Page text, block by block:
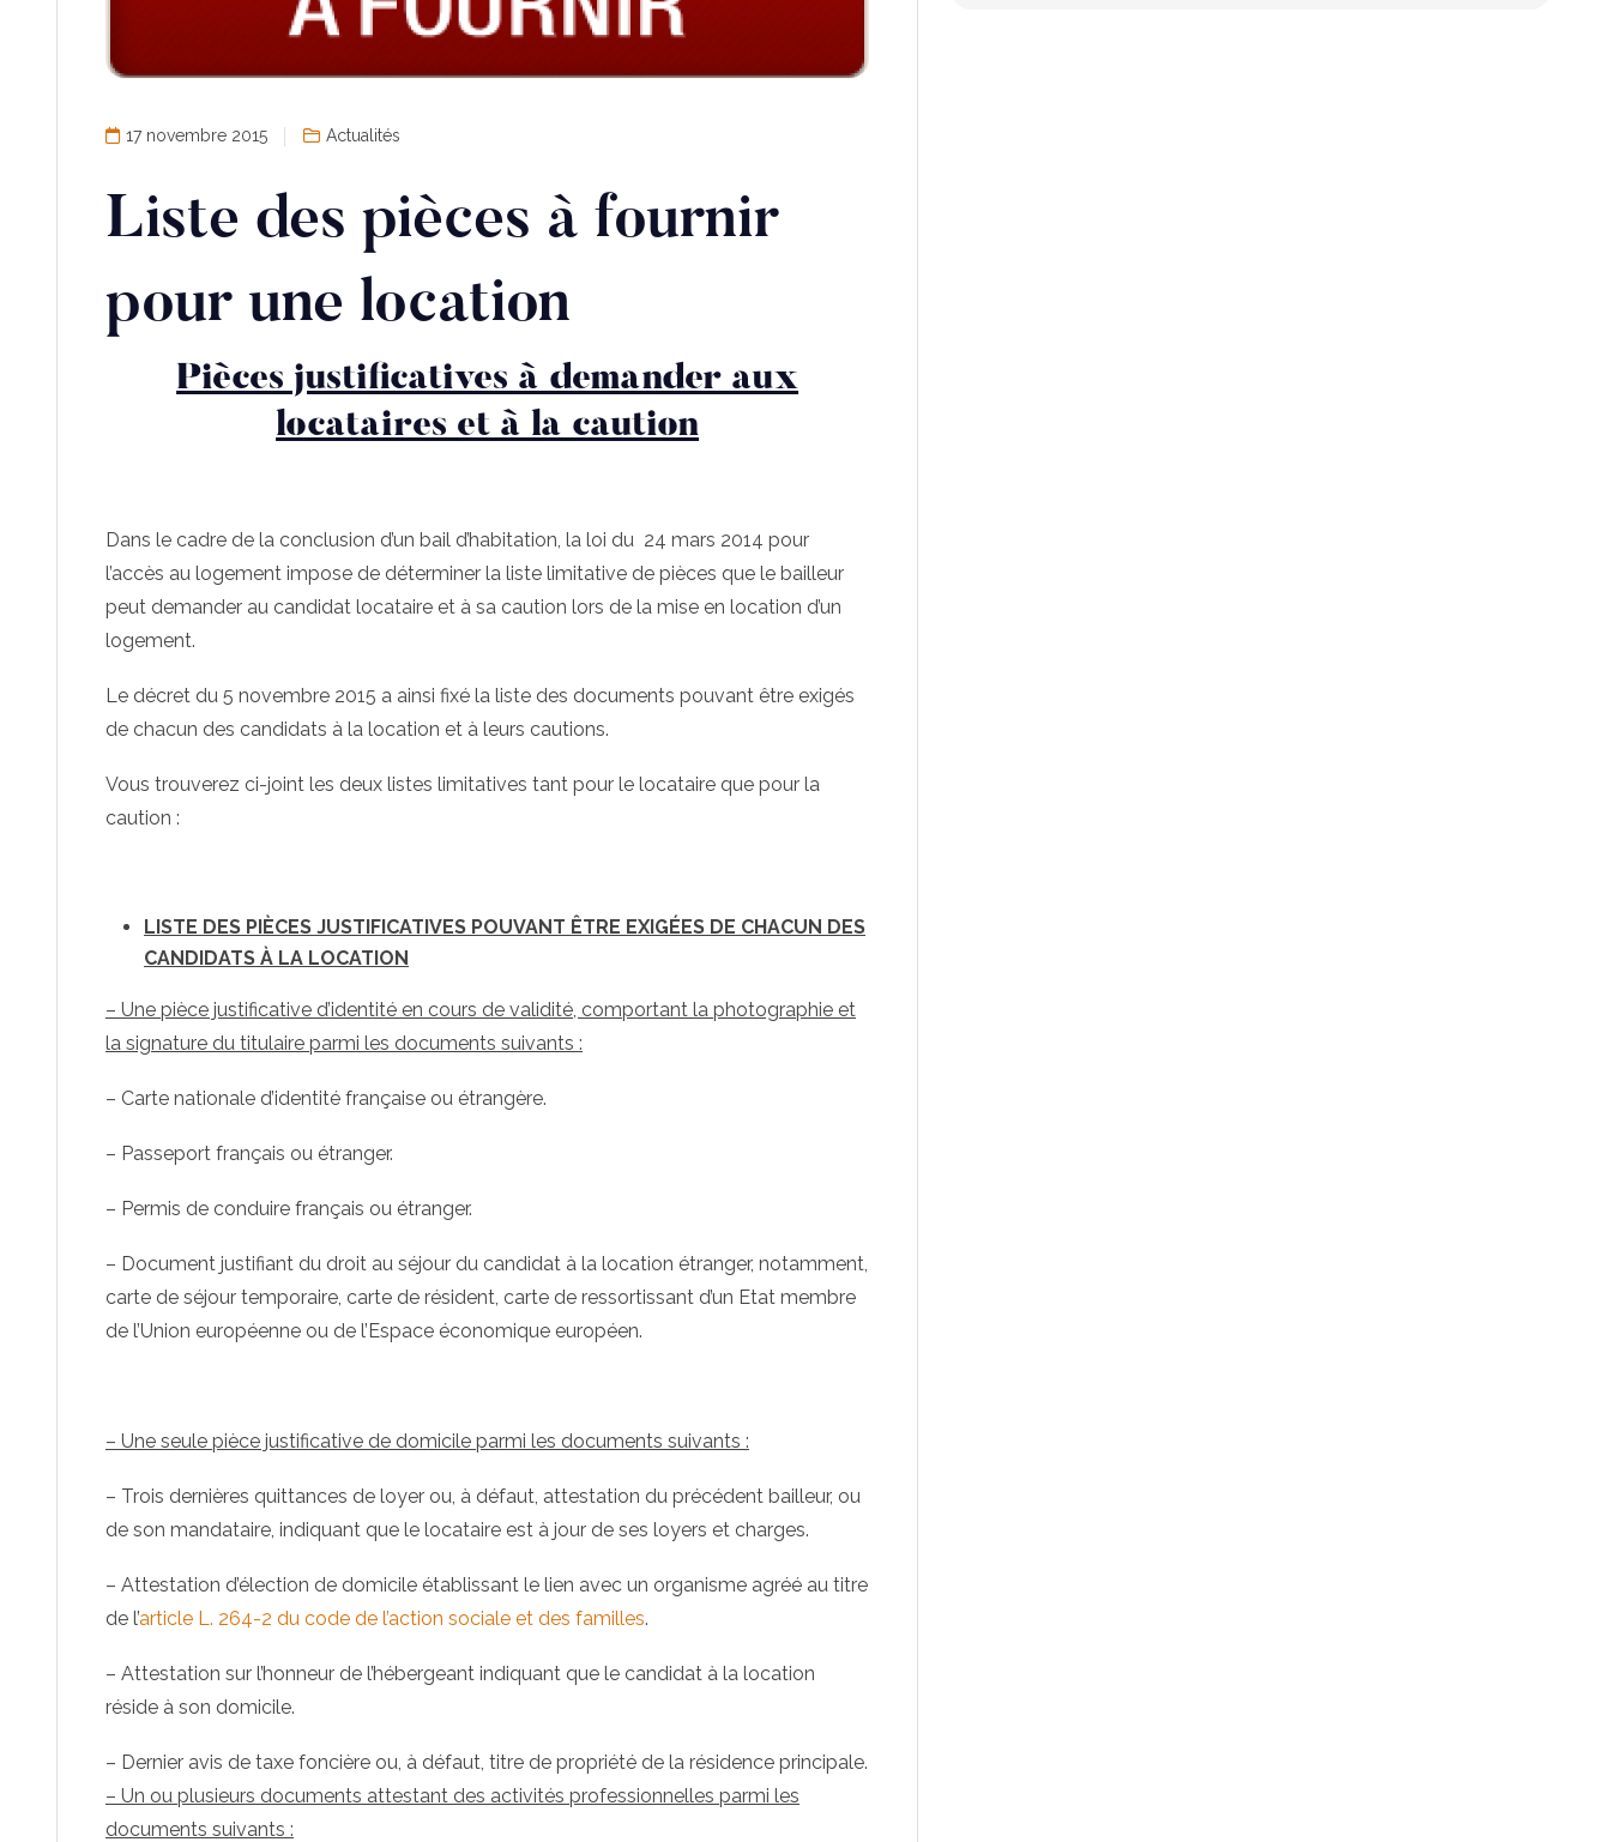
17 novembre 2015 Actualités
Liste des pièces à fournir
pour une location
Pièces justificatives à demander aux
locataires et à la caution
Dans le cadre de la conclusion d’un bail d’habitation, la loi du 24 mars 2014 pour
l’accès au logement impose de déterminer la liste limitative de pièces que le bailleur
peut demander au candidat locataire et à sa caution lors de la mise en location d’un
logement.
Le décret du 5 novembre 2015 a ainsi fixé la liste des documents pouvant être exigés
de chacun des candidats à la location et à leurs cautions.
Vous trouverez ci-joint les deux listes limitatives tant pour le locataire que pour la
caution :
LISTE DES PIÈCES JUSTIFICATIVES POUVANT ÊTRE EXIGÉES DE CHACUN DES
CANDIDATS À LA LOCATION
– Une pièce justificative d’identité en cours de validité, comportant la photographie et
la signature du titulaire parmi les documents suivants :
– Carte nationale d’identité française ou étrangère.
– Passeport français ou étranger.
– Permis de conduire français ou étranger.
– Document justifiant du droit au séjour du candidat à la location étranger, notamment,
carte de séjour temporaire, carte de résident, carte de ressortissant d’un Etat membre
de l’Union européenne ou de l’Espace économique européen.
– Une seule pièce justificative de domicile parmi les documents suivants :
– Trois dernières quittances de loyer ou, à défaut, attestation du précédent bailleur, ou
de son mandataire, indiquant que le locataire est à jour de ses loyers et charges.
– Attestation d’élection de domicile établissant le lien avec un organisme agréé au titre
de l’article L. 264-2 du code de l’action sociale et des familles.
– Attestation sur l’honneur de l’hébergeant indiquant que le candidat à la location
réside à son domicile.
– Dernier avis de taxe foncière ou, à défaut, titre de propriété de la résidence principale.
– Un ou plusieurs documents attestant des activités professionnelles parmi les
documents suivants :